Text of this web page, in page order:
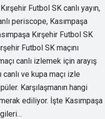
Futbol SK canlı yayın,
periscope, Kasımpaşa
Kırşehir Futbol SK
Futbol SK maçını
canlı izlemek için arayış
ve kupa maçı izle
Karşılaşmanın hangi
ediliyor. İşte Kasımpaşa